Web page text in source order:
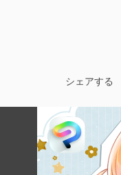
シェアする